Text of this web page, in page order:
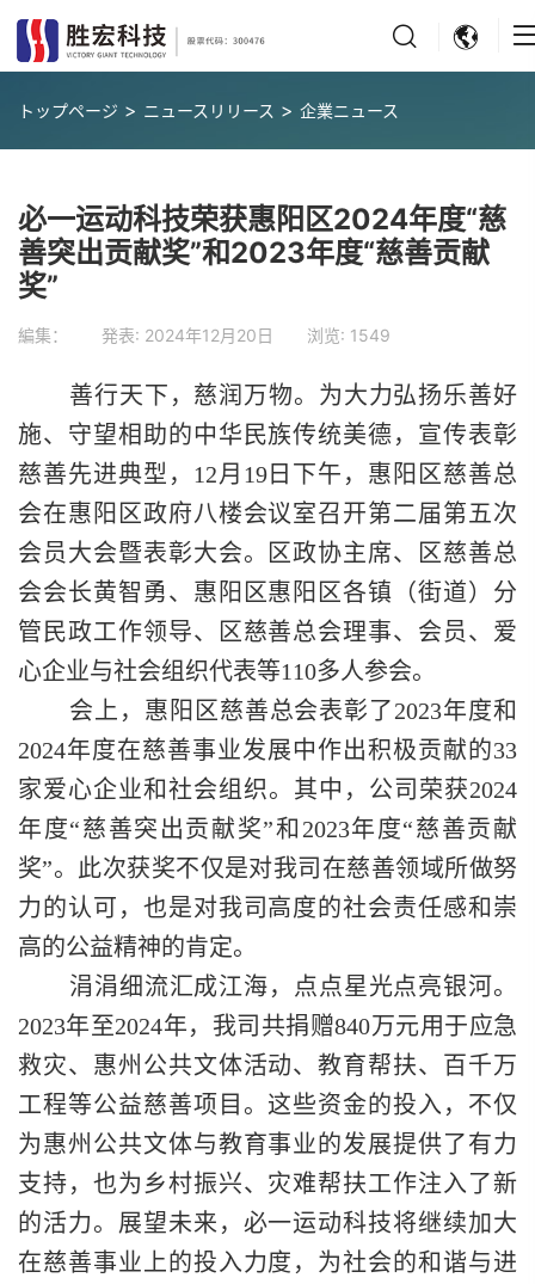
トップページ > ニュースリリース > 企業ニュース
必一运动科技荣获惠阳区2024年度“慈
善突出贡献奖”和2023年度“慈善贡献
奖”
編集： 発表: 2024年12月20日 浏览: 1549
善行天下，慈润万物。为大力弘扬乐善好
施、守望相助的中华民族传统美德，宣传表彰
慈善先进典型，12月19日下午，惠阳区慈善总
会在惠阳区政府八楼会议室召开第二届第五次
会员大会暨表彰大会。区政协主席、区慈善总
会会长黄智勇、惠阳区惠阳区各镇（街道）分
管民政工作领导、区慈善总会理事、会员、爱
心企业与社会组织代表等110多人参会。
会上，惠阳区慈善总会表彰了2023年度和
2024年度在慈善事业发展中作出积极贡献的33
家爱心企业和社会组织。其中，公司荣获2024
年度“慈善突出贡献奖”和2023年度“慈善贡献
奖”。此次获奖不仅是对我司在慈善领域所做努
力的认可，也是对我司高度的社会责任感和崇
高的公益精神的肯定。
涓涓细流汇成江海，点点星光点亮银河。
2023年至2024年，我司共捐赠840万元用于应急
救灾、惠州公共文体活动、教育帮扶、百千万
工程等公益慈善项目。这些资金的投入，不仅
为惠州公共文体与教育事业的发展提供了有力
支持，也为乡村振兴、灾难帮扶工作注入了新
的活力。展望未来，必一运动科技将继续加大
在慈善事业上的投入力度，为社会的和谐与进